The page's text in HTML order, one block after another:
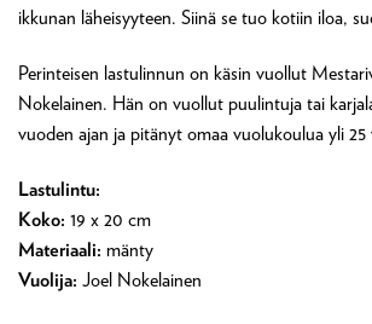
ikkunan läheisyyteen. Siinä se tuo kotiin iloa,
Perinteisen lastulinnun on käsin vuollut
Nokelainen. Hän on vuollut puulintuja tai
vuoden ajan ja pitänyt omaa vuolukoulua yli
Lastulintu:
Koko: 19 x 20 cm
Materiaali: mänty
Vuolija: Joel Nokelainen